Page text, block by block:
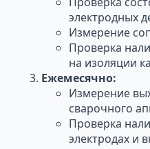
электродных
Измерение
Проверка
на изоляции
Ежемесячно:
Измерение
сварочного
Проверка
электродах и